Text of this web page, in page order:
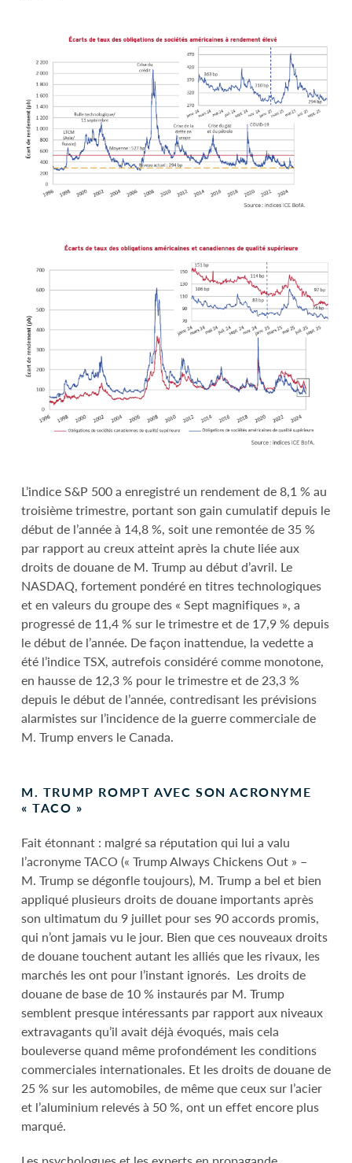
L’indice S&P 500 a enregistré un rendement de 8,1 % au
troisième trimestre, portant son gain cumulatif depuis le
début de l’année à 14,8 %, soit une remontée de 35 %
par rapport au creux atteint après la chute liée aux
droits de douane de M. Trump au début d’avril. Le
NASDAQ, fortement pondéré en titres technologiques
et en valeurs du groupe des « Sept magnifiques », a
progressé de 11,4 % sur le trimestre et de 17,9 % depuis
le début de l’année. De façon inattendue, la vedette a
été l’indice TSX, autrefois considéré comme monotone,
en hausse de 12,3 % pour le trimestre et de 23,3 %
depuis le début de l’année, contredisant les prévisions
alarmistes sur l’incidence de la guerre commerciale de
M. Trump envers le Canada.
M. TRUMP ROMPT AVEC SON ACRONYME
« TACO »
Fait étonnant : malgré sa réputation qui lui a valu
l’acronyme TACO (« Trump Always Chickens Out » –
M. Trump se dégonfle toujours), M. Trump a bel et bien
appliqué plusieurs droits de douane importants après
son ultimatum du 9 juillet pour ses 90 accords promis,
qui n’ont jamais vu le jour. Bien que ces nouveaux droits
de douane touchent autant les alliés que les rivaux, les
marchés les ont pour l’instant ignorés. Les droits de
douane de base de 10 % instaurés par M. Trump
semblent presque intéressants par rapport aux niveaux
extravagants qu’il avait déjà évoqués, mais cela
bouleverse quand même profondément les conditions
commerciales internationales. Et les droits de douane de
25 % sur les automobiles, de même que ceux sur l’acier
et l’aluminium relevés à 50 %, ont un effet encore plus
marqué.